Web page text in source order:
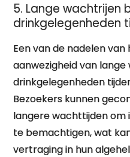
5. Lange wachtrijen
drinkgelegenheden
Een van de nadelen van
aanwezigheid van
drinkgelegenheden
Bezoekers kunnen
langere wachttijden
te bemachtigen, wat
vertraging in hun